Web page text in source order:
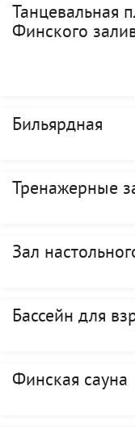
Танцевальная
Финского
Бильярдная
Тренажерные
Зал
Бассейн для
Финская сауна